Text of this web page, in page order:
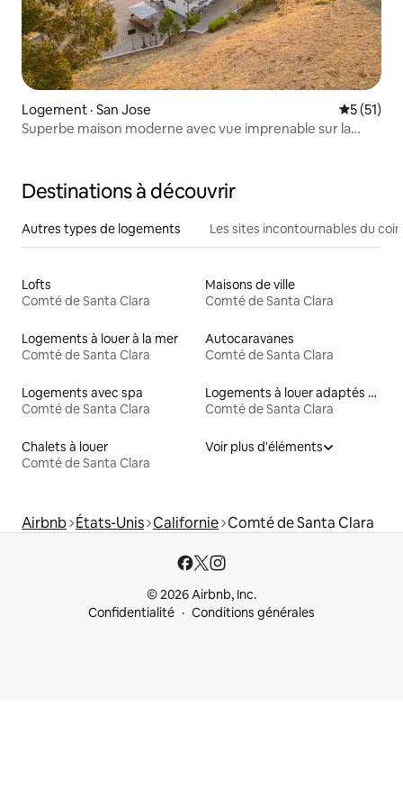
Logement · San Jose Note
5 (51)
Superbe maison moderne avec vue imprenable sur la
Destinations à découvrir
Autres types de logements Les sites incontournables du coin
Lofts
Comté de Santa Clara
Maisons de ville
Comté de Santa Clara
Logements à louer à la mer
Comté de Santa Clara
Autocaravanes
Comté de Santa Clara
Logements avec spa
Comté de Santa Clara
Logements à louer adaptés aux animaux
Comté de Santa Clara
Chalets à louer
Comté de Santa Clara
Voir plus d'éléments
Airbnb États-Unis Californie Comté de Santa Clara
© 2026 Airbnb, Inc.
Confidentialité
Conditions générales